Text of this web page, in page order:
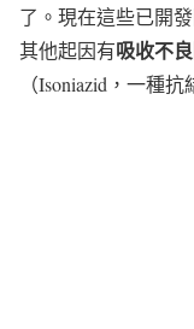
了。現在這些已開
其他起因有吸收不
（Isoniazid，一種